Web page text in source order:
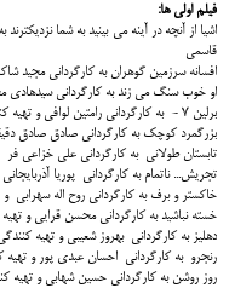
فيلم اولي ها:
اشیا از آنچه در آینه می بینید به شما
قاسمی
افسانه سرزمین گوهران به كارگرداني مجید
او خوب سنگ می زند به كارگرداني سیدهادی
برلین 7 - به كارگرداني رامتین لوافی و تهيه كنندگي سیامک پور شریف
بزرگمرد کوچک به كارگرداني صادق صادق
تابستان طولانی به كارگرداني علی خزاعی
تجریش... ناتمام به كارگرداني پوریا
خاکستر و برف به كارگرداني روح اله سهرابی
خسته نباشید به كارگرداني محسن قرایی و
دهلیز به كارگرداني بهروز شعیبی و تهيه
رنجرو به كارگرداني احسان عبدی پور و
روز روشن به كارگرداني حسین شهابی و تهيه